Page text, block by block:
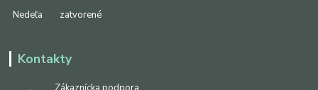
Nedeľa
zatvorené
Kontakty